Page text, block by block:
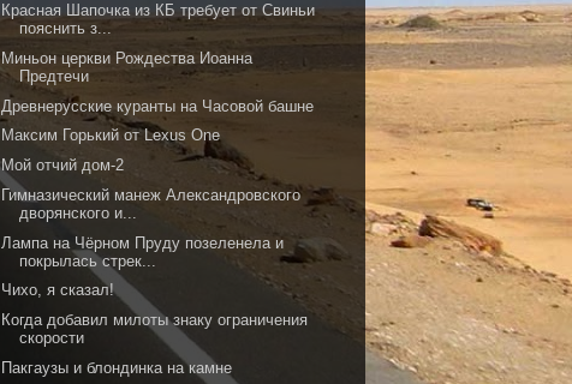
Красная Шапочка из КБ требует от Свиньи
пояснить з...
Миньон церкви Рождества Иоанна
Предтечи
Древнерусские куранты на Часовой башне
Максим Горький от Lexus One
Мой отчий дом-2
Гимназический манеж Александровского
дворянского и...
Лампа на Чёрном Пруду позеленела и
покрылась стрек...
Чихо, я сказал!
Когда добавил милоты знаку ограничения
скорости
Пакгаузы и блондинка на камне